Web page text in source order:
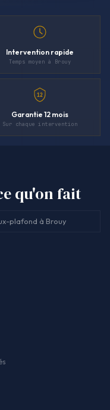
Intervention rapide
Temps moyen à Brouy
12
Garantie 12 mois
Sur chaque intervention
qu'on fait
plafond à Brouy